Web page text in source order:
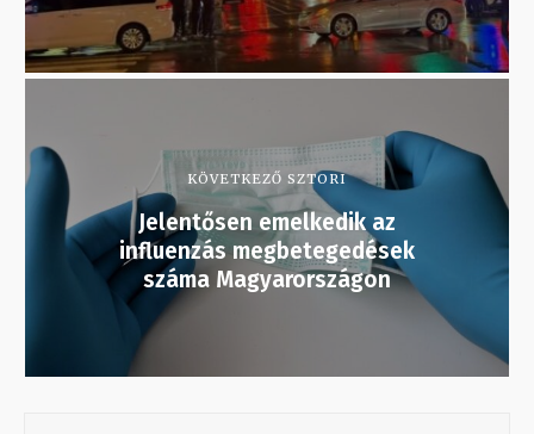
KÖVETKEZŐ SZTORI
Jelentősen emelkedik az
influenzás megbetegedések
száma Magyarországon